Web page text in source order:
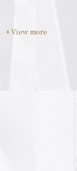
+ View more